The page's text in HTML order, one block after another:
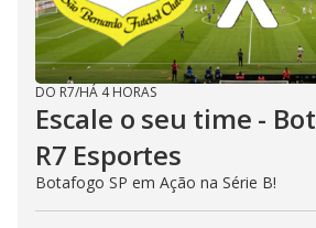
DO R7/HÁ 4 HORAS
Escale o seu time -
R7 Esportes
Botafogo SP em Ação na Série B!